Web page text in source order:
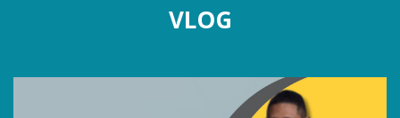
VLOG